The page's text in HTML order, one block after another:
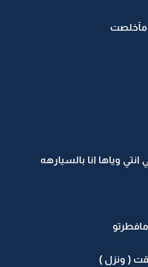
مآخلصت
وياها انا بالسيارهه
( ونزل )